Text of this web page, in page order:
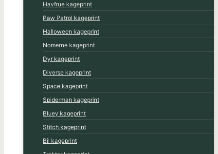
Havfrue kageprint
Paw Patrol kageprint
Halloween kageprint
Nomerne kageprint
Dyr kageprint
Diverse kageprint
Space kageprint
Spiderman kageprint
Bluey kageprint
Stitch kageprint
Bil kageprint